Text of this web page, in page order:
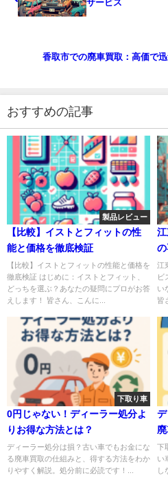
サービス
香取市での廃車買取：高価で
おすすめの記事
製品レビュー
【比較】イストとフィットの性
能と価格を徹底検証
【比較】イストとフィットの性能と価格を
徹底検証 はじめに：イストとフィット、
どっちを選ぶ？あなたの疑問にプロがお答
えします！ 皆さん、こんに...
江
ビ
い
皆
下取り車
0円じゃない！ディーラー処分よ
りお得な方法とは？
ディーラー処分は損？古い車でもお金にな
る廃車買取の仕組みと、得する方法をわか
りやすく解説。処分前に必読です！...
デ
下
い
し